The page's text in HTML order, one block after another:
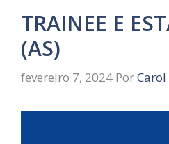
TRAINEE E
(AS)
fevereiro 7, 2024 PorCarol